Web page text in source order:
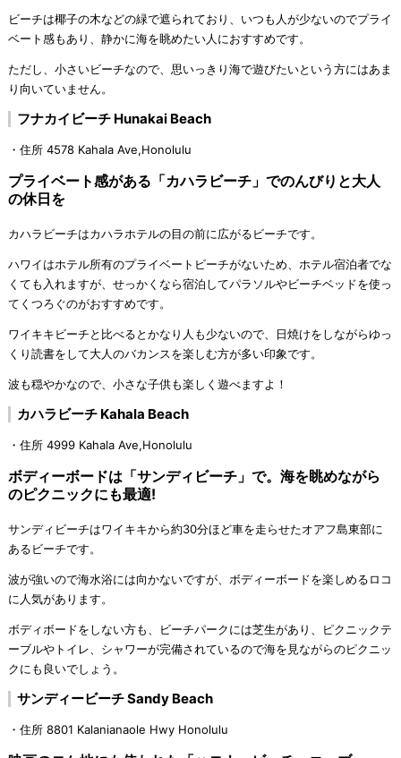
ビーチは椰子の木などの緑で遮られており、いつも人が少ないのでプライ
ベート感もあり、静かに海を眺めたい人におすすめです。
ただし、小さいビーチなので、思いっきり海で遊びたいという方にはあま
り向いていません。
フナカイビーチ Hunakai Beach
・住所 4578 Kahala Ave,Honolulu
プライベート感がある「カハラビーチ」でのんびりと大人
の休日を
カハラビーチはカハラホテルの目の前に広がるビーチです。
ハワイはホテル所有のプライベートビーチがないため、ホテル宿泊者でな
くても入れますが、せっかくなら宿泊してパラソルやビーチベッドを使っ
てくつろぐのがおすすめです。
ワイキキビーチと比べるとかなり人も少ないので、日焼けをしながらゆっ
くり読書をして大人のバカンスを楽しむ方が多い印象です。
波も穏やかなので、小さな子供も楽しく遊べますよ！
カハラビーチ Kahala Beach
・住所 4999 Kahala Ave,Honolulu
ボディーボードは「サンディビーチ」で。海を眺めながら
のピクニックにも最適!
サンディビーチはワイキキから約30分ほど車を走らせたオアフ島東部に
あるビーチです。
波が強いので海水浴には向かないですが、ボディーボードを楽しめるロコ
に人気があります。
ボディボードをしない方も、ビーチパークには芝生があり、ピクニックテ
ーブルやトイレ、シャワーが完備されているので海を見ながらのピクニッ
クにも良いでしょう。
サンディービーチ Sandy Beach
・住所 8801 Kalanianaole Hwy Honolulu